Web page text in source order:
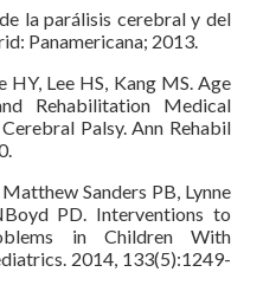
la parálisis cerebral y del
Panamericana; 2013.
HY, Lee HS, Kang MS. Age
Rehabilitation Medical
Palsy. Ann Rehabil
Sanders PB, Lynne
PD. Interventions to
in Children With
2014, 133(5):1249-